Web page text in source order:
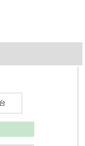
ぼしや油はね、湯気など
、ふやけてしまうのを防ぐ